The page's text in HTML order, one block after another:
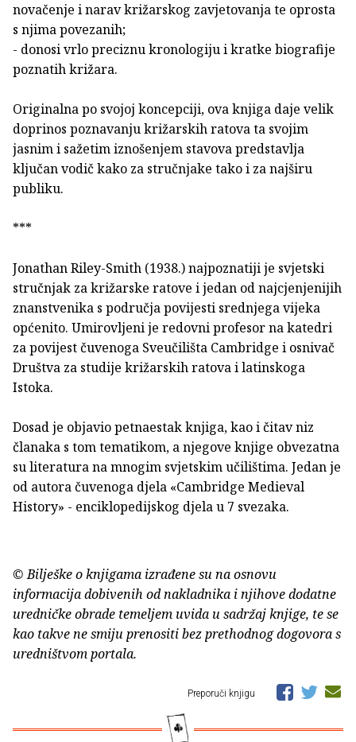
novačenje i narav križarskog zavjetovanja te oprosta
s njima povezanih;
- donosi vrlo preciznu kronologiju i kratke biografije
poznatih križara.
Originalna po svojoj koncepciji, ova knjiga daje velik
doprinos poznavanju križarskih ratova ta svojim
jasnim i sažetim iznošenjem stavova predstavlja
ključan vodič kako za stručnjake tako i za najširu
publiku.
***
Jonathan Riley-Smith (1938.) najpoznatiji je svjetski
stručnjak za križarske ratove i jedan od najcjenjenijih
znanstvenika s područja povijesti srednjega vijeka
općenito. Umirovljeni je redovni profesor na katedri
za povijest čuvenoga Sveučilišta Cambridge i osnivač
Društva za studije križarskih ratova i latinskoga
Istoka.
Dosad je objavio petnaestak knjiga, kao i čitav niz
članaka s tom tematikom, a njegove knjige obvezatna
su literatura na mnogim svjetskim učilištima. Jedan je
od autora čuvenoga djela «Cambridge Medieval
History» - enciklopedijskog djela u 7 svezaka.
© Bilješke o knjigama izrađene su na osnovu
informacija dobivenih od nakladnika i njihove dodatne
uredničke obrade temeljem uvida u sadržaj knjige, te se
kao takve ne smiju prenositi bez prethodnog dogovora s
uredništvom portala.
Preporuči knjigu